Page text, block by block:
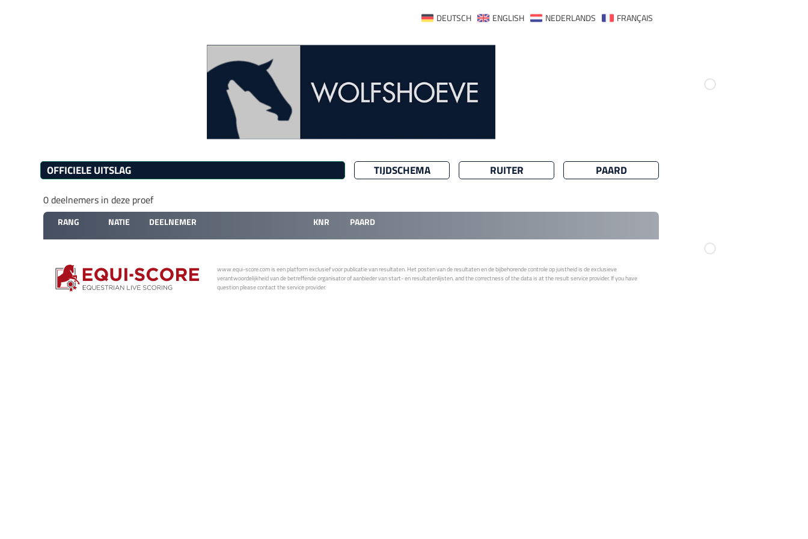
FRANÇAIS
NEDERLANDS
ENGLISH
DEUTSCH
OFFICIELE UITSLAG TIJDSCHEMA RUITER PAARD
0 deelnemers in deze proef
RANG NATIE DEELNEMER KNR PAARD
www.equi-score.com is een platform exclusief voor publicatie van resultaten. Het posten van de resultaten en de bijbehorende controle op juistheid is de exclusieve
verantwoordelijkheid van de betreffende organisator of aanbieder van start- en resultatenlijsten. and the correctness of the data is at the result service provider. If you have
question please contact the service provider.